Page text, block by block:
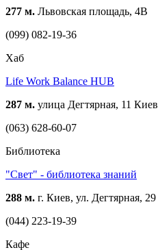
277 м. Львовская площадь, 4В
(099) 082-19-36
Хаб
Life Work Balance HUB
287 м. улица Дегтярная, 11 Киев
(063) 628-60-07
Библиотека
"Свет" - библиотека знаний
288 м. г. Киев, ул. Дегтярная, 29
(044) 223-19-39
Кафе